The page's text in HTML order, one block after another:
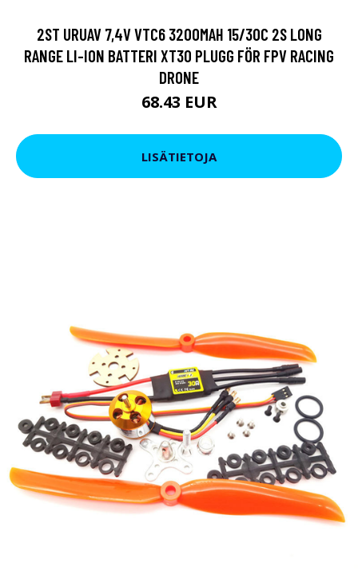
2ST URUAV 7,4V VTC6 3200MAH 15/30C 2S LONG
RANGE LI-ION BATTERI XT30 PLUGG FÖR FPV RACING
DRONE
68.43 EUR
LISÄTIETOJA